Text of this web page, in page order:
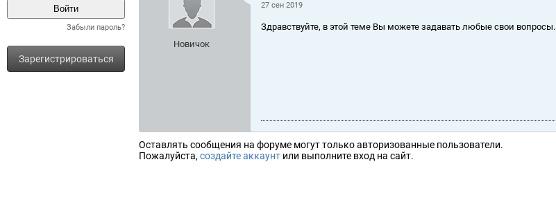
Забыли пароль?
Зарегистрироваться
Новичок
27 сен 2019
Здравствуйте, в этой теме Вы можете задавать любые свои вопросы.
Оставлять сообщения на форуме могут только авторизованные пользователи.
Пожалуйста, создайте аккаунт или выполните вход на сайт.